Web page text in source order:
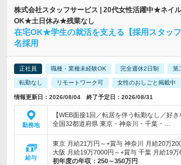
株式会社スタッフサービス | 20代女性活躍中★ネイ
OK★土日休み★残業なし
在宅OK★学生の就活を支える【採用スタッ
名採用
正社員 職種・業種未経験OK 完全週休2日制 第
転勤なし リモートワーク可 女性のおしごと掲載中
情報更新日：2026/08/04 終了予定日：2026/08/31
勤務地
【WEB面接1回／転居を伴う転勤なし／好き
全国32都道府県 東京・神奈川・千葉・…
給与
東京 月給21万円～+賞与 神奈川 月給20万
大阪 月給19万7000円～+賞与 千葉 月給19万
初年度の年収： 250～350万円